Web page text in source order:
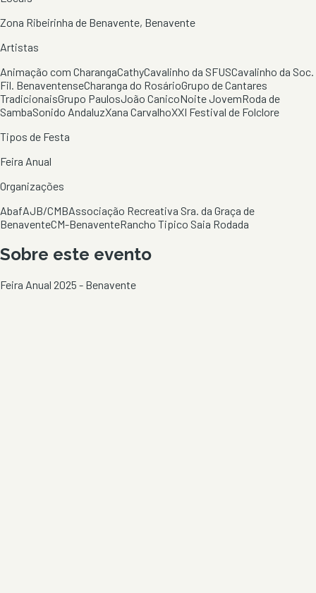
Zona Ribeirinha de Benavente, Benavente
Artistas
Animação com CharangaCathyCavalinho da SFUSCavalinho da Soc.
Fil. BenaventenseCharanga do RosárioGrupo de Cantares
TradicionaisGrupo PaulosJoão CanicoNoite JovemRoda de
SambaSonido AndaluzXana CarvalhoXXI Festival de Folclore
Tipos de Festa
Feira Anual
Organizações
AbafAJB/CMBAssociação Recreativa Sra. da Graça de
BenaventeCM-BenaventeRancho Tipico Saia Rodada
Sobre este evento
Feira Anual 2025 - Benavente